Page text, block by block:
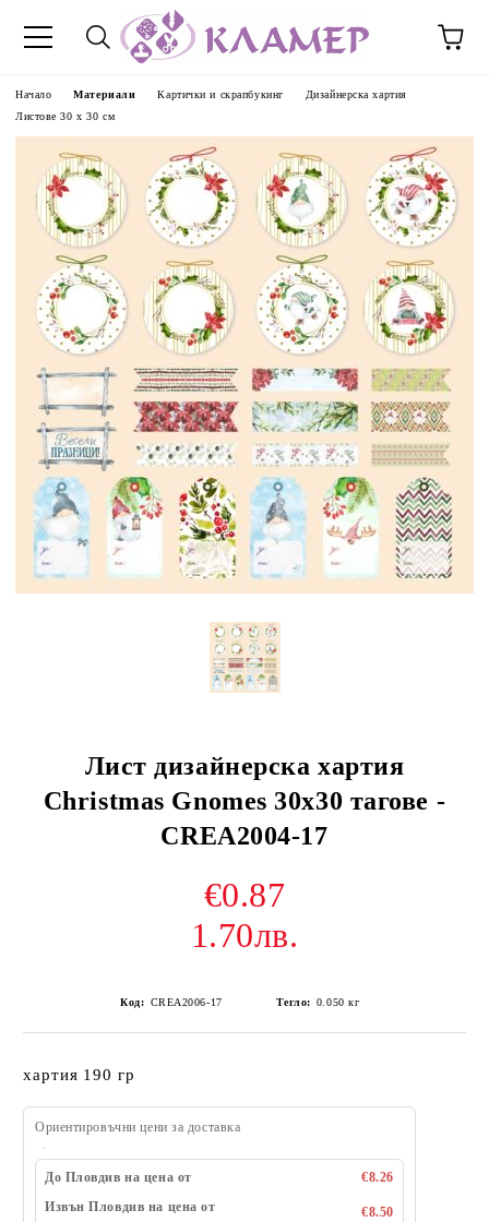
Начало Материали Картички и скрапбукинг
Дизайнерска хартия
Листове 30 х 30 см
Лист дизайнерска хартия
Christmas Gnomes 30x30 тагове -
CREA2004-17
€0.87
1.70лв.
Код: CREA2006-17 Тегло: 0.050 кг
хартия 190 гр
Ориентировъчни цени за доставка
До Пловдив на цена от
€8.26
Извън Пловдив на цена от
€8.50